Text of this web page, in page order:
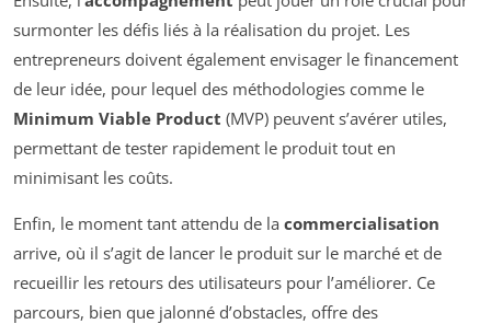
surmonter les défis liés à la réalisation du projet. Les
entrepreneurs doivent également envisager le financement
de leur idée, pour lequel des méthodologies comme le
Minimum Viable Product (MVP) peuvent s’avérer utiles,
permettant de tester rapidement le produit tout en
minimisant les coûts.
Enfin, le moment tant attendu de la commercialisation
arrive, où il s’agit de lancer le produit sur le marché et de
recueillir les retours des utilisateurs pour l’améliorer. Ce
parcours, bien que jalonné d’obstacles, offre des